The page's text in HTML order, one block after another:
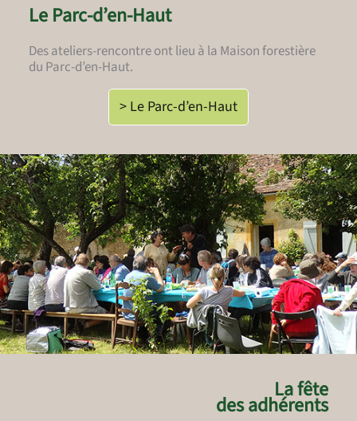
Le Parc-d’en-Haut
Des ateliers-rencontre ont lieu à la Maison forestière
du Parc-d’en-Haut.
> Le Parc-d’en-Haut
La fête
des adhérents